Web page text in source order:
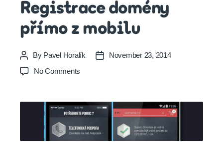
Registrace domény
přímo z mobilu
Post
author
By Pavel Horalík
PostNovember 23, 2014
No Comments
přímo
z
mobilu